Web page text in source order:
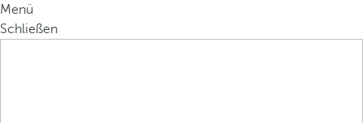
Menü
Schließen